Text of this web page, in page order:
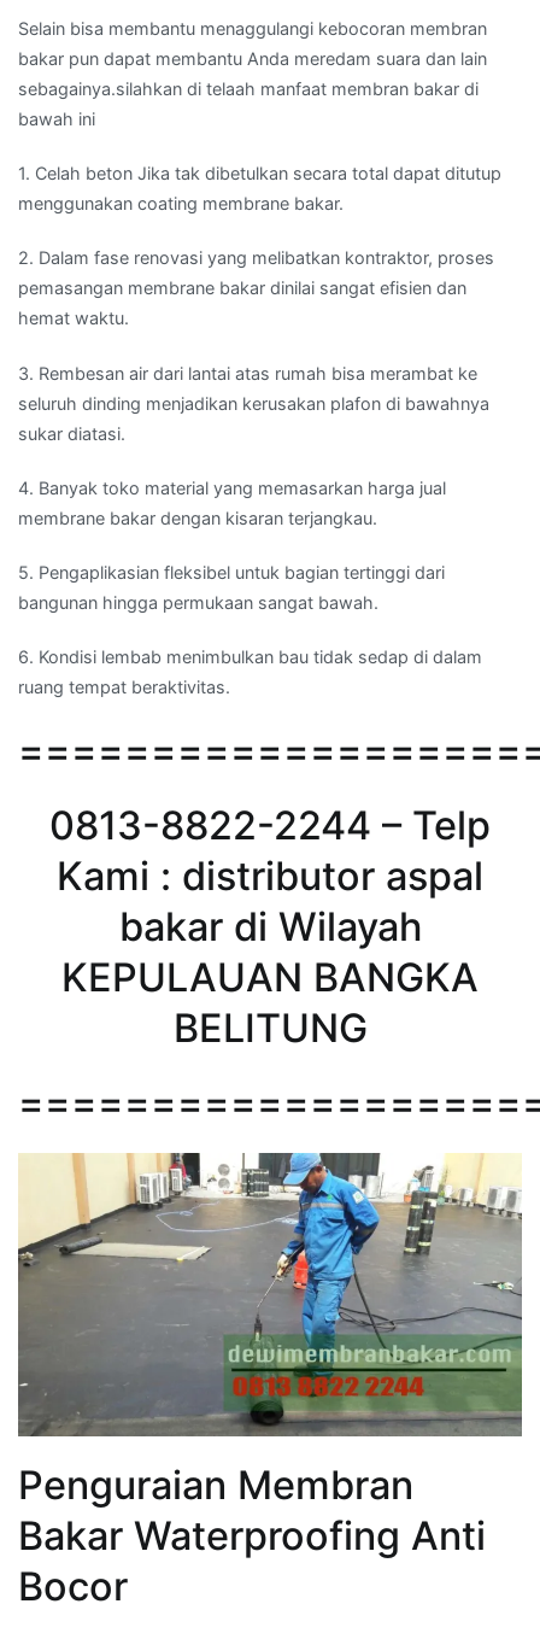
Selain bisa membantu menaggulangi kebocoran membran
bakar pun dapat membantu Anda meredam suara dan lain
sebagainya.silahkan di telaah manfaat membran bakar di
bawah ini
1. Celah beton Jika tak dibetulkan secara total dapat ditutup
menggunakan coating membrane bakar.
2. Dalam fase renovasi yang melibatkan kontraktor, proses
pemasangan membrane bakar dinilai sangat efisien dan
hemat waktu.
3. Rembesan air dari lantai atas rumah bisa merambat ke
seluruh dinding menjadikan kerusakan plafon di bawahnya
sukar diatasi.
4. Banyak toko material yang memasarkan harga jual
membrane bakar dengan kisaran terjangkau.
5. Pengaplikasian fleksibel untuk bagian tertinggi dari
bangunan hingga permukaan sangat bawah.
6. Kondisi lembab menimbulkan bau tidak sedap di dalam
ruang tempat beraktivitas.
0813-8822-2244 – Telp
Kami : distributor aspal
bakar di Wilayah
KEPULAUAN BANGKA
BELITUNG
Penguraian Membran
Bakar Waterproofing Anti
Bocor